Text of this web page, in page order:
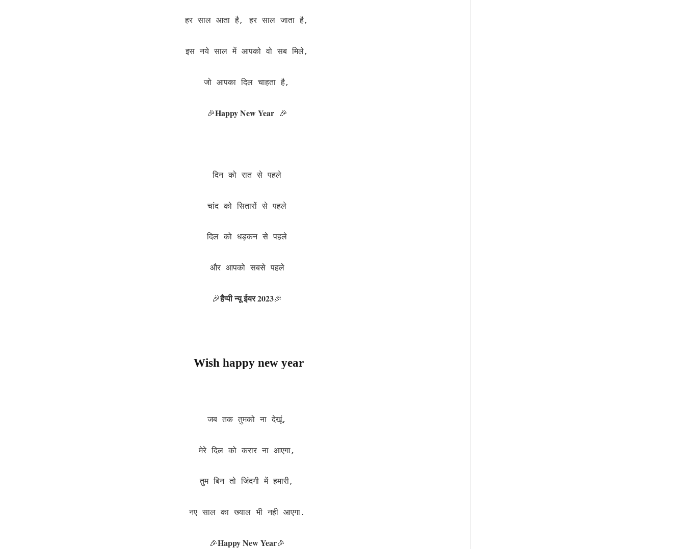
हर साल आता है, हर साल जाता है,
इस नये साल में आपको वो सब मिले,
जो आपका दिल चाहता है,
🎉Happy New Year🎉
दिन को रात से पहले
चांद को सितारों से पहले
दिल को धड़कन से पहले
और आपको सबसे पहले
🎉हैप्पी न्यू ईयर 2023🎉
Wish happy new year
जब तक तुमको ना देखूं,
मेरे दिल को करार ना आएगा,
तुम बिन तो जिंदगी में हमारी,
नए साल का ख्याल भी नही आएगा.
🎉Happy New Year🎉